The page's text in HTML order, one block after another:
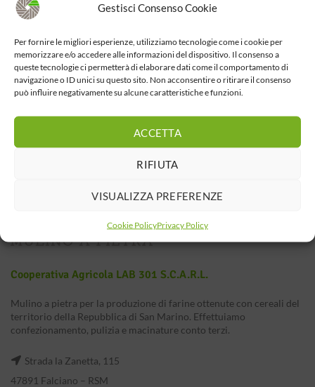
Gestisci Consenso Cookie
Per fornire le migliori esperienze, utilizziamo tecnologie come i cookie per
memorizzare e/o accedere alle informazioni del dispositivo. Il consenso a
queste tecnologie ci permetterà di elaborare dati come il comportamento di
navigazione o ID unici su questo sito. Non acconsentire o ritirare il consenso
può influire negativamente su alcune caratteristiche e funzioni.
ACCETTA
RIFIUTA
VISUALIZZA PREFERENZE
Cookie PolicyPrivacy Policy
Cooperativa Agricola LAB 301 S.c.a.r.l.
Mulino a pietra per la produzione di farine ottenute con cereali del
territorio della Repubblica di San Marino. Effettuiamo
confezionamento, pulizia e macinature conto terzi.
Strada la Zanetta, 115
47891 Falciano – RSM